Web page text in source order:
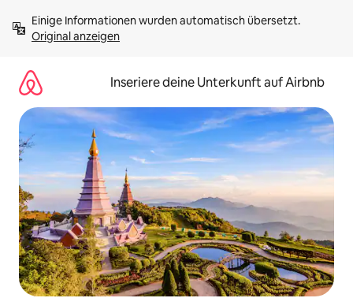
Inhalten
springenOriginal anzeigen
Inseriere deine Unterkunft auf Airbnb